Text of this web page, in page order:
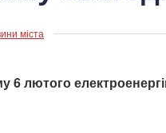
міста
6 лютого